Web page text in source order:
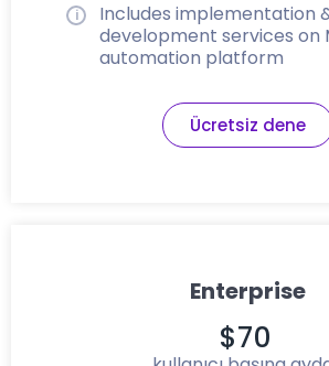
Includes implementation
development services on
automation platform
Ücretsiz dene
Enterprise
$70